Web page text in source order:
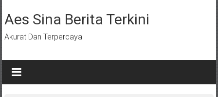
ke
konten
Aes Sina Berita Terkini
Akurat Dan Terpercaya